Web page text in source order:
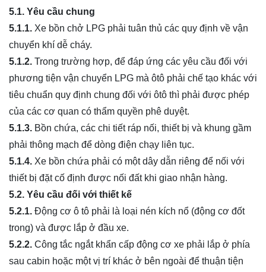
5.1. Yêu cầu chung
5.1.1. Xe bồn chở LPG phải tuân thủ các quy định về vận
chuyển khí dễ cháy.
5.1.2. Trong trường hợp, để đáp ứng các yêu cầu đối với
phương tiện vận chuyển LPG mà ôtô phải chế tạo khác với
tiêu chuẩn quy định chung đối với ôtô thì phải được phép
của các cơ quan có thẩm quyền phê duyệt.
5.1.3. Bồn chứa, các chi tiết ráp nối, thiết bị và khung gầm
phải thông mạch để dòng điện chạy liên tục.
5.1.4. Xe bồn chứa phải có một dây dẫn riêng để nối với
thiết bị đặt cố định được nối đất khi giao nhận hàng.
5.2. Yêu cầu đối với thiết kế
5.2.1. Động cơ ô tô phải là loại nén kích nổ (động cơ đốt
trong) và được lắp ở đầu xe.
5.2.2. Công tắc ngắt khẩn cấp động cơ xe phải lắp ở phía
sau cabin hoặc một vị trí khác ở bên ngoài để thuận tiện